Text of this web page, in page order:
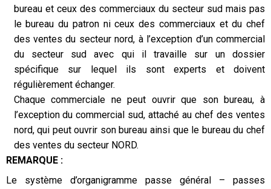
bureau et ceux des commerciaux du secteur sud mais pas
le bureau du patron ni ceux des commerciaux et du chef
des ventes du secteur nord, à l’exception d’un commercial
du secteur sud avec qui il travaille sur un dossier
spécifique sur lequel ils sont experts et doivent
régulièrement échanger.
Chaque commerciale ne peut ouvrir que son bureau, à
l’exception du commercial sud, attaché au chef des ventes
nord, qui peut ouvrir son bureau ainsi que le bureau du chef
des ventes du secteur NORD.
REMARQUE :
Le système d’organigramme passe général – passes